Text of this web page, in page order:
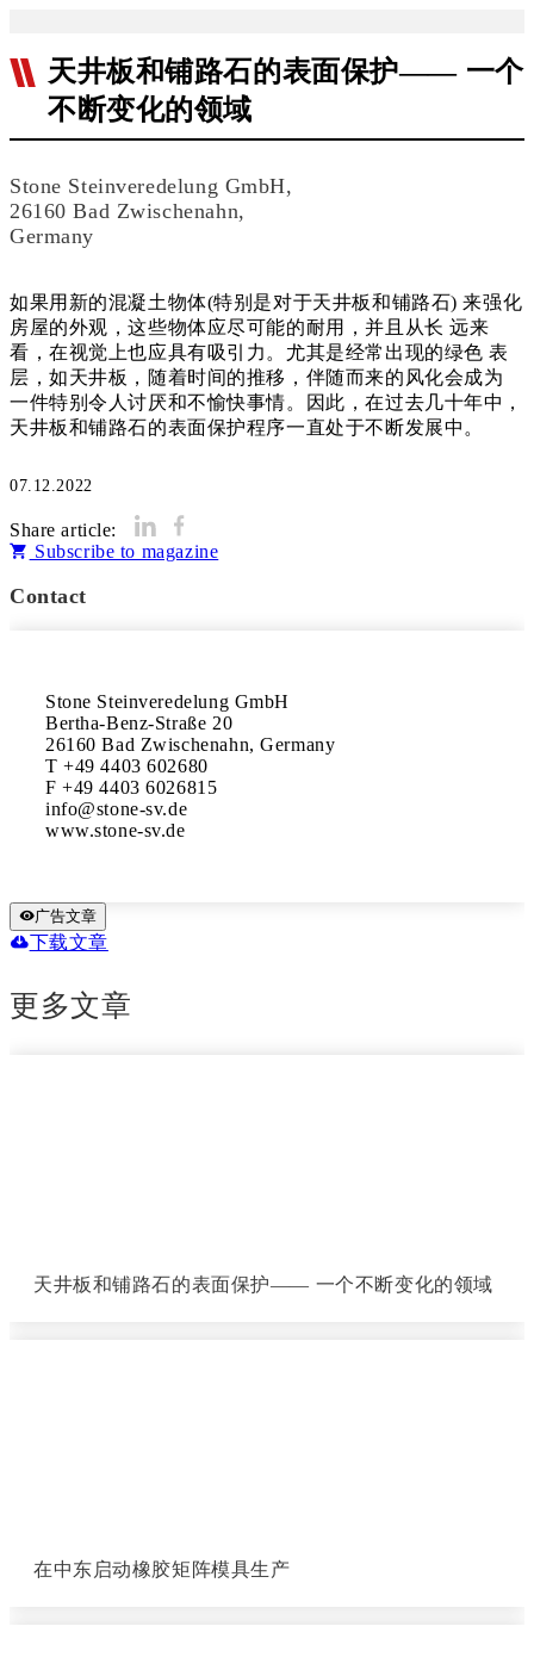
天井板和铺路石的表面保护—— 一个
不断变化的领域
Stone Steinveredelung GmbH,
26160 Bad Zwischenahn,
Germany
如果用新的混凝土物体(特别是对于天井板和铺路石) 来强化
房屋的外观，这些物体应尽可能的耐用，并且从长 远来
看，在视觉上也应具有吸引力。尤其是经常出现的绿色 表
层，如天井板，随着时间的推移，伴随而来的风化会成为
一件特别令人讨厌和不愉快事情。因此，在过去几十年中，
天井板和铺路石的表面保护程序一直处于不断发展中。
07.12.2022
Share article:
Subscribe to magazine
Contact
Stone Steinveredelung GmbH
Bertha-Benz-Straße 20
26160 Bad Zwischenahn, Germany
T +49 4403 602680
F +49 4403 6026815
info@stone-sv.de
www.stone-sv.de
广告文章
下载文章
更多文章
天井板和铺路石的表面保护—— 一个不断变化的领域
在中东启动橡胶矩阵模具生产